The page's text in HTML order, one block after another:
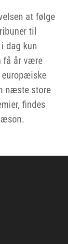
at følge
til
dag kun
få år være
europæiske
næste store
findes